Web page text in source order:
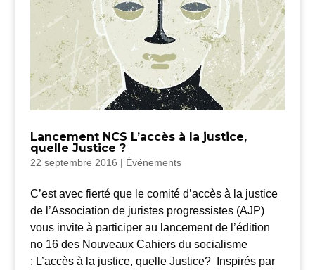
Lancement NCS L’accès à la justice,
quelle Justice ?
22 septembre 2016 | Événements
C’est avec fierté que le comité d’accès à la justice
de l’Association de juristes progressistes (AJP)
vous invite à participer au lancement de l’édition
no 16 des Nouveaux Cahiers du socialisme
: L’accès à la justice, quelle Justice? Inspirés par